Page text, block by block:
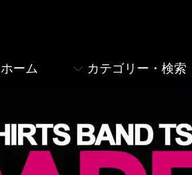
ホーム カテゴリー・検索